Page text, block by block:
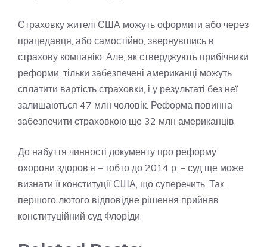
Страховку жителі США можуть оформити або через
працедавця, або самостійно, звернувшись в
страхову компанію. Але, як стверджують прибічники
реформи, тільки забезпечені американці можуть
сплатити вартість страховки, і у результаті без неї
залишаються 47 млн чоловік. Реформа повинна
забезпечити страховкою ще 32 млн американців.
До набуття чинності документу про реформу
охорони здоров’я – тобто до 2014 р. – суд ще може
визнати її конституції США, що суперечить. Так,
першого лютого відповідне рішення прийняв
конституційний суд Флоріди.